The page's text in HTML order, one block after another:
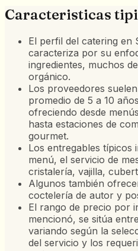
Caracteristicas
El perfil del catering en
caracteriza por su
ingredientes, muchos
orgánico.
Los proveedores
promedio de 5 a 10
ofreciendo desde
hasta estaciones de
gourmet.
Los entregables típicos
menú, el servicio de
cristalería, vajilla,
Algunos también
coctelería de autor y
El rango de precio por
mencionó, se sitúa
variando según la
del servicio y los